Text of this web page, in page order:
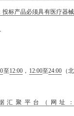
标产品必须具有医疗器械
至12:00 ， 12:00至24:00 （北
汇聚平台（网址：